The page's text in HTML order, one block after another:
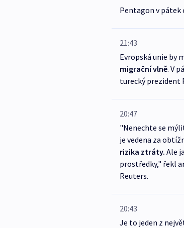
Pentagon v pátek
21:43
Evropská unie by
migrační vlně. V
turecký prezident
20:47
"Nenechte se
je vedena za
rizika ztráty. Ale
prostředky," řekl
Reuters.
20:43
Je to jeden z